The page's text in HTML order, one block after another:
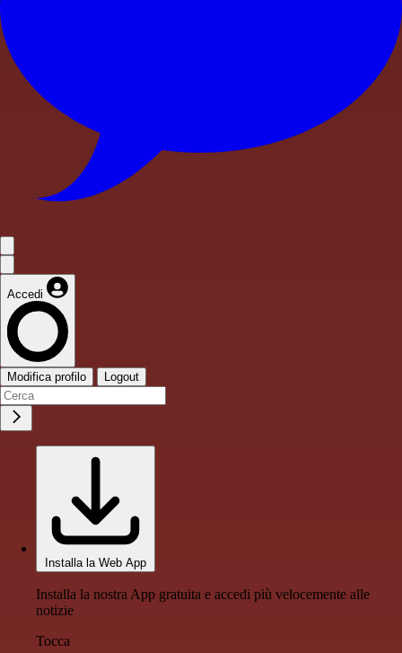
Accedi
Modifica profilo Logout
Installa la Web App
Installa la nostra App gratuita e accedi più velocemente alle
notizie
Tocca